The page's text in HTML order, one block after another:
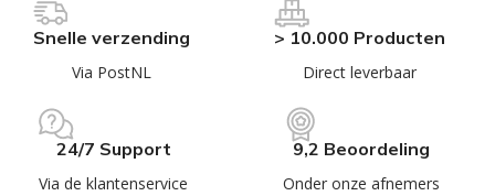
Snelle verzending
Via PostNL
> 10.000 Producten
Direct leverbaar
24/7 Support
Via de klantenservice
9,2 Beoordeling
Onder onze afnemers